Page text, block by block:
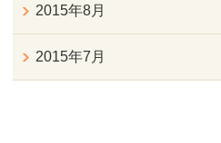
2015年8月
2015年7月